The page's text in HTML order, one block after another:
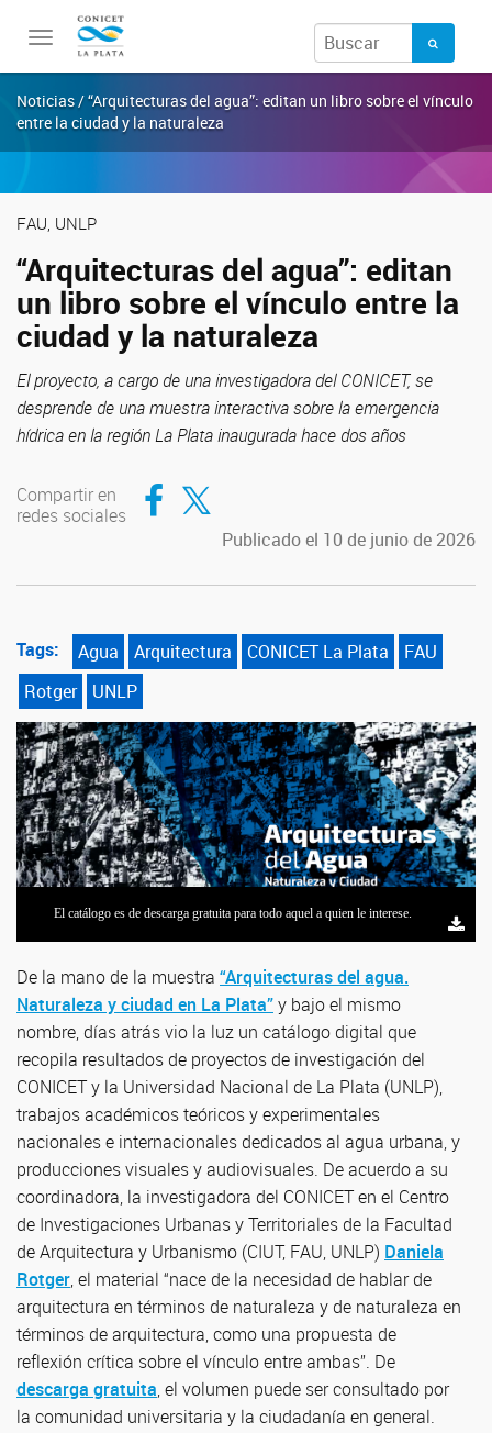
Toggle
navigation
Noticias / “Arquitecturas del agua”: editan un libro sobre el vínculo
entre la ciudad y la naturaleza
FAU, UNLP
“Arquitecturas del agua”: editan
un libro sobre el vínculo entre la
ciudad y la naturaleza
El proyecto, a cargo de una investigadora del CONICET, se
desprende de una muestra interactiva sobre la emergencia
hídrica en la región La Plata inaugurada hace dos años
Compartir en
redes sociales
Compartir en Facebook
Compartir en Twitter
Publicado el 10 de junio de 2026
Tags: Agua Arquitectura CONICET La Plata
FAU
Rotger
UNLP
El catálogo es de descarga gratuita para todo aquel a quien le interese.
Daniela Rotger, investigadora del CONICET La Plata. FOTO: CONICET
Fotografía/Rayelen Baridon.
De la mano de la muestra “Arquitecturas del agua.
Naturaleza y ciudad en La Plata”y bajo el mismo
nombre, días atrás vio la luz un catálogo digital que
recopila resultados de proyectos de investigación del
CONICET y la Universidad Nacional de La Plata (UNLP),
trabajos académicos teóricos y experimentales
nacionales e internacionales dedicados al agua urbana, y
producciones visuales y audiovisuales. De acuerdo a su
coordinadora, la investigadora del CONICET en el Centro
de Investigaciones Urbanas y Territoriales de la Facultad
de Arquitectura y Urbanismo (CIUT, FAU, UNLP) Daniela
Rotger, el material “nace de la necesidad de hablar de
arquitectura en términos de naturaleza y de naturaleza en
términos de arquitectura, como una propuesta de
reflexión crítica sobre el vínculo entre ambas”. De
descarga gratuita, el volumen puede ser consultado por
la comunidad universitaria y la ciudadanía en general.